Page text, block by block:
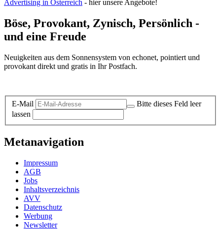
Advertising in Österreich - hier unsere Angebote!
Böse, Provokant, Zynisch, Persönlich -
und eine Freude
Neuigkeiten aus dem Sonnensystem von echonet, pointiert und
provokant direkt und gratis in Ihr Postfach.
E-Mail
Bitte dieses Feld leer
lassen
Metanavigation
Impressum
AGB
Jobs
Inhaltsverzeichnis
AVV
Datenschutz
Werbung
Newsletter